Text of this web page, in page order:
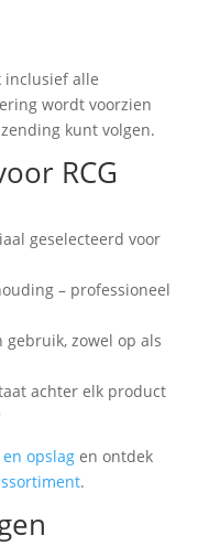
inclusief alle
wordt voorzien
kunt volgen.
RCG
geselecteerd voor
– professioneel
zowel op als
achter elk product
opslagen ontdek
.